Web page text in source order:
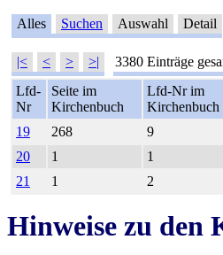
Alles Suchen Auswahl Detail
|< < > >| 3380 Einträge
Lfd-
Nr
Seite im
Kirchenbuch
Lfd-Nr im
Kirchenbuch
19
268 9
20
1 1
21
1 2
Hinweise zu den